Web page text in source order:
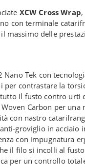
XCW Cross Wrap
con terminale
massimo delle
Tek con
per contrastare la
il fusto contro urti
Carbon per una
con nastro
groviglio in acciaio
con impugnatura
il filo si incolli al
per un controllo